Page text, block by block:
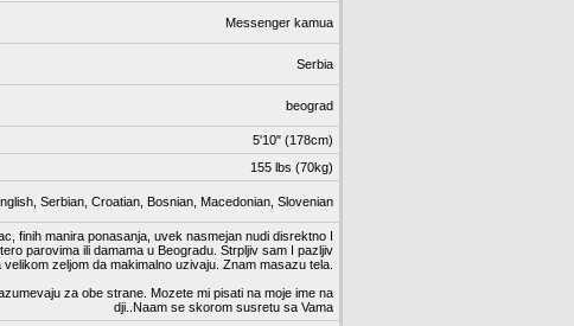
Messenger kamua
Serbia
beograd
5'10" (178cm)
155 lbs (70kg)
Serbian, Croatian, Bosnian, Macedonian, Slovenian
finih manira ponasanja, uvek nasmejan nudi disrektno I
parovima ili damama u Beogradu. Strpljiv sam I pazljiv
zeljom da makimalno uzivaju. Znam masazu tela.
za obe strane. Mozete mi pisati na moje ime na
dji..Naam se skorom susretu sa Vama